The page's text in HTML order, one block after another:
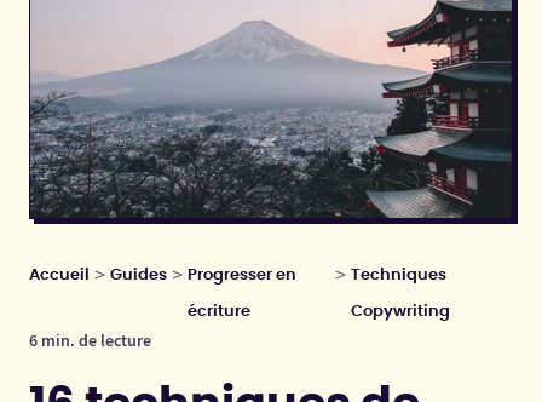
Accueil > Guides > Progresser en
écriture
> Techniques
Copywriting
6 min. de lecture